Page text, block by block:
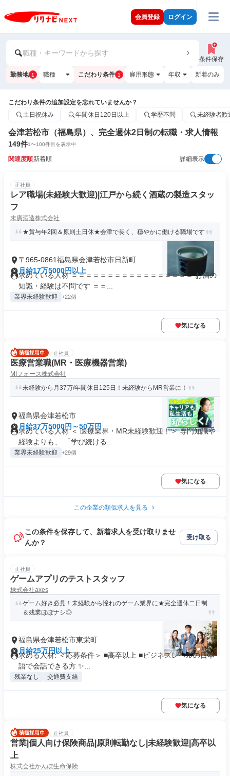
会員登録 ログイン
職種・キーワードから探す
条件保存
勤務地 1 職種 こだわり条件 1 雇用形態 年収 新着のみ
こだわり条件の追加設定を忘れていませんか？
土日祝休み
年間休日120日以上 学歴不問 未経験者歓
会津若松市（福島県）、完全週休2日制の転職・求人情報
149件1〜100件目を表示中
関連度順新着順 詳細表示
正社員
レア職場(未経験大歓迎)|江戸から続く酒蔵の製造スタッ
フ
末廣酒造株式会社
★賞与年2回＆原則土日休★会津で長く、穏やかに働ける職場です
〒965-0861福島県会津若松市日新町
月給17万5000円以上
求めている人材 ＝＝＝＝＝＝＝＝＝＝＝＝＝＝＝＝＝ お酒の
知識・経験は不問です ＝＝...
業界未経験歓迎 +22個
気になる
正社員
医療営業職(MR・医療機器営業)
MIフォース株式会社
未経験から月37万/年間休日125日！未経験からMR営業に！
福島県会津若松市
月給37万5000円～50万円
求めている人材 ＜ 医療業界・MR未経験歓迎！＞ 専門知識や
経験よりも、 「学び続ける...
業界未経験歓迎 +29個
気になる
この企業の類似求人を見る
この条件を保存して、新着求人を受け取りませ
んか？
受け取る
正社員
ゲームアプリのテストスタッフ
株式会社axes
ゲーム好き必見！未経験から憧れのゲーム業界に★完全週休二日制
＆残業ほぼナシ◎
福島県会津若松市東栄町
月給25万円以上
求める人材: ＜応募条件＞ ■高卒以上 ■ビジネスレベルの日本
語で会話できる方 ✨...
残業なし 交通費支給
気になる
正社員
営業|個人向け保険商品|原則転勤なし|未経験歓迎|高卒以
上
株式会社かんぽ生命保険